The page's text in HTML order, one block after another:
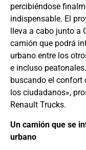
percibiéndose
indispensable. El
lleva a cabo junto a
camión que podrá
urbano entre los
e incluso
buscando el confort
los ciudadanos»,
Renault Trucks.
Un camión que se
urbano